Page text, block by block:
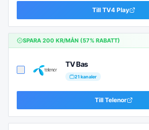
Till TV4 Play
SPARA 200 KR/MÅN (57% RABATT)
TV Bas
21kanaler
Till Telenor